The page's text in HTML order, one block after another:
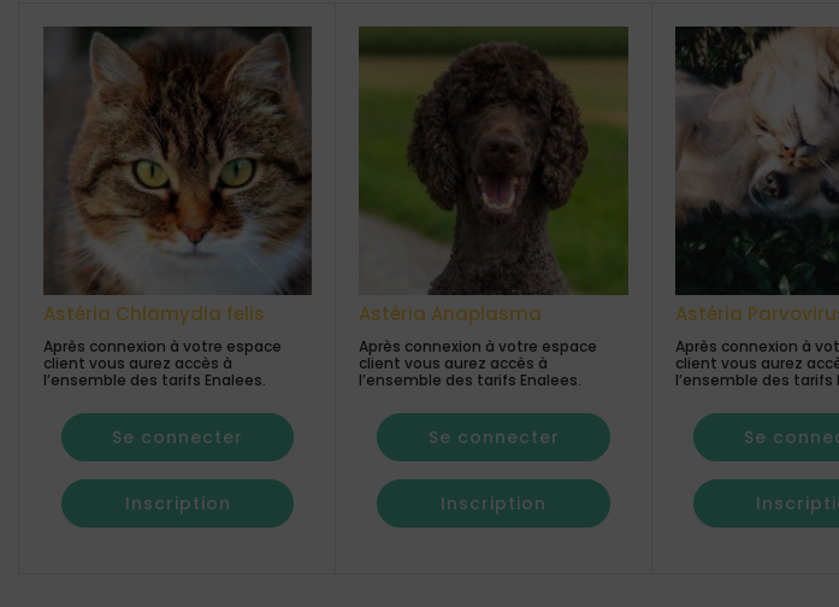
Astéria Chlamydia felis
Après connexion à votre espace
client vous aurez accès à
l’ensemble des tarifs Enalees.
Se connecter
Inscription
Astéria Anaplasma
Après connexion à votre espace
client vous aurez accès à
l’ensemble des tarifs Enalees.
Se connecter
Inscription
Astéria
Après connexion à
client vous aurez
l’ensemble des tarifs
Se